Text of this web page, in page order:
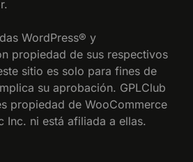
WordPress® y
propiedad de sus respectivos
sitio es solo para fines de
su aprobación. GPLClub
propiedad de WooCommerce
Inc. ni está afiliada a ellas.